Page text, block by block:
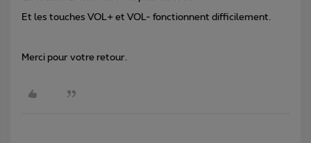
Et les touches VOL+ et VOL- fonctionnent difficilement.
Merci pour votre retour.